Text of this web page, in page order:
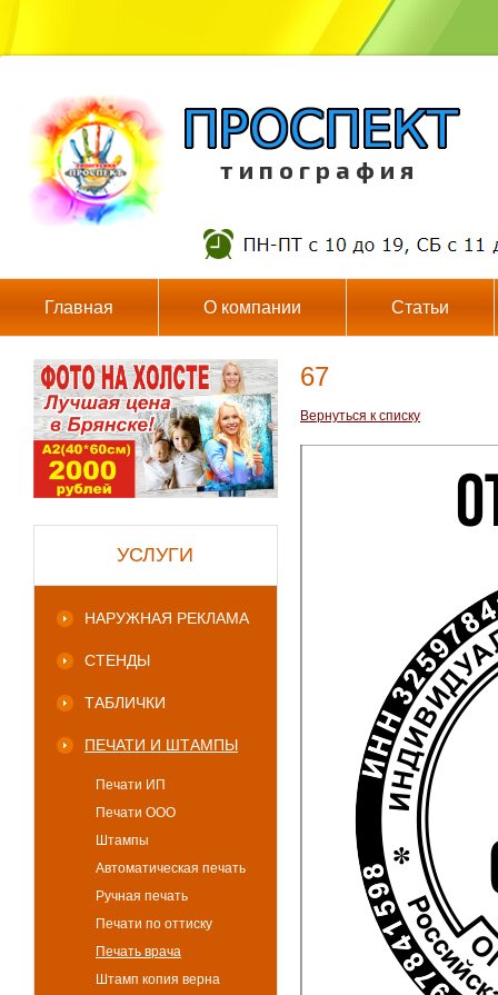
т и п о г р а ф и я
Главная О компании Статьи
УСЛУГИ
НАРУЖНАЯ РЕКЛАМА
СТЕНДЫ
ТАБЛИЧКИ
ПЕЧАТИ И ШТАМПЫ
Печати ИП
Печати ООО
Штампы
Автоматическая печать
Ручная печать
Печати по оттиску
Печать врача
Штамп копия верна
67
Вернуться к списку